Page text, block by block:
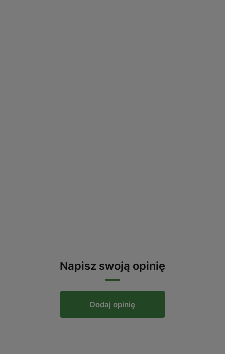
Napisz swoją opinię
Dodaj opinię